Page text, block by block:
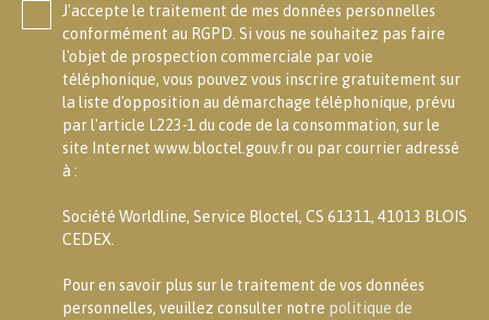
J'accepte le traitement de mes données personnelles
conformément au RGPD. Si vous ne souhaitez pas faire
l'objet de prospection commerciale par voie
téléphonique, vous pouvez vous inscrire gratuitement sur
la liste d'opposition au démarchage téléphonique, prévu
par l'article L223-1 du code de la consommation, sur le
site Internet www.bloctel.gouv.fr ou par courrier adressé
à :
Société Worldline, Service Bloctel, CS 61311, 41013 BLOIS
CEDEX.
Pour en savoir plus sur le traitement de vos données
personnelles, veuillez consulter notre politique de